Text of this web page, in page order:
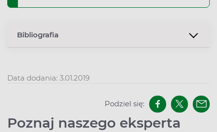
Bibliografia
Data dodania: 3.01.2019
Podziel się:
Poznaj naszego eksperta